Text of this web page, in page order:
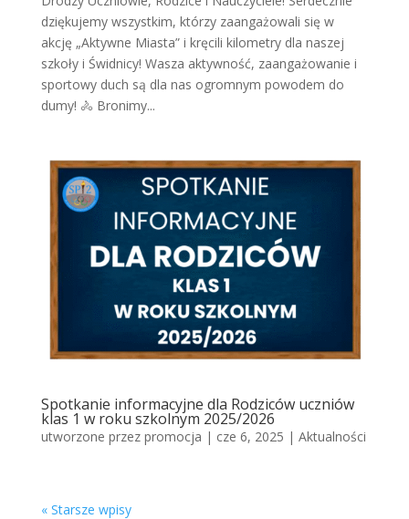
dziękujemy wszystkim, którzy zaangażowali się w
akcję „Aktywne Miasta” i kręcili kilometry dla naszej
szkoły i Świdnicy! Wasza aktywność, zaangażowanie i
sportowy duch są dla nas ogromnym powodem do
dumy! 🚴 Bronimy...
Spotkanie informacyjne dla Rodziców uczniów
klas 1 w roku szkolnym 2025/2026
utworzone przez promocja | cze 6, 2025 | Aktualności
« Starsze wpisy